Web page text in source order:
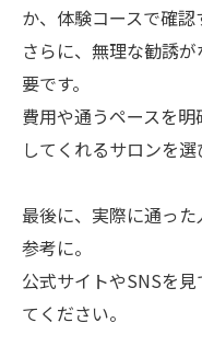
か、体験コースで確認
さらに、無理な勧誘
要です。
費用や通うペースを
してくれるサロンを選
最後に、実際に通っ
参考に。
公式サイトやSNSを
てください。